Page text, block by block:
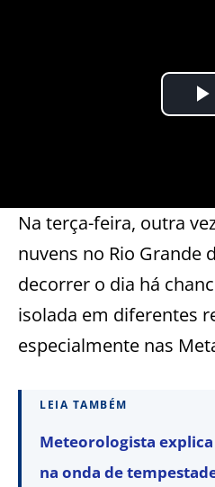
Na terça-feira, outra
nuvens no Rio Grande
decorrer o dia há
isolada em diferentes
especialmente nas
LEIA TAMBÉM
Meteorologista
na onda de